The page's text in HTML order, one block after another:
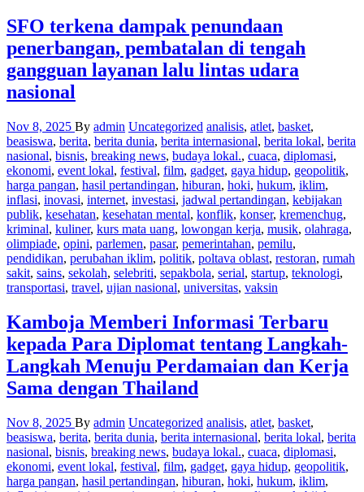
SFO terkena dampak penundaan
penerbangan, pembatalan di tengah
gangguan layanan lalu lintas udara
nasional
Nov 8, 2025 By admin Uncategorized analisis, atlet, basket,
beasiswa, berita, berita dunia, berita internasional, berita lokal, berita
nasional, bisnis, breaking news, budaya lokal., cuaca, diplomasi,
ekonomi, event lokal, festival, film, gadget, gaya hidup, geopolitik,
harga pangan, hasil pertandingan, hiburan, hoki, hukum, iklim,
inflasi, inovasi, internet, investasi, jadwal pertandingan, kebijakan
publik, kesehatan, kesehatan mental, konflik, konser, kremenchug,
kriminal, kuliner, kurs mata uang, lowongan kerja, musik, olahraga,
olimpiade, opini, parlemen, pasar, pemerintahan, pemilu,
pendidikan, perubahan iklim, politik, poltava oblast, restoran, rumah
sakit, sains, sekolah, selebriti, sepakbola, serial, startup, teknologi,
transportasi, travel, ujian nasional, universitas, vaksin
Kamboja Memberi Informasi Terbaru
kepada Para Diplomat tentang Langkah-
Langkah Menuju Perdamaian dan Kerja
Sama dengan Thailand
Nov 8, 2025 By admin Uncategorized analisis, atlet, basket,
beasiswa, berita, berita dunia, berita internasional, berita lokal, berita
nasional, bisnis, breaking news, budaya lokal., cuaca, diplomasi,
ekonomi, event lokal, festival, film, gadget, gaya hidup, geopolitik,
harga pangan, hasil pertandingan, hiburan, hoki, hukum, iklim,